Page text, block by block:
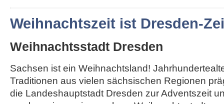
Weihnachtszeit ist Dresden-
Weihnachtsstadt Dresden
Sachsen ist ein Weihnachtsland!
Traditionen aus vielen sächsischen Regionen
die Landeshauptstadt Dresden zur Adventszeit